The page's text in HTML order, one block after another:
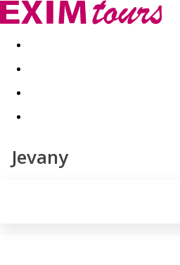
Akční nabídky Last minute
Jevany